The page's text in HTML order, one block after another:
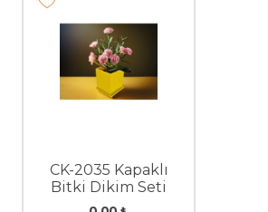
CK-2035 Kapaklı
Bitki Dikim Seti